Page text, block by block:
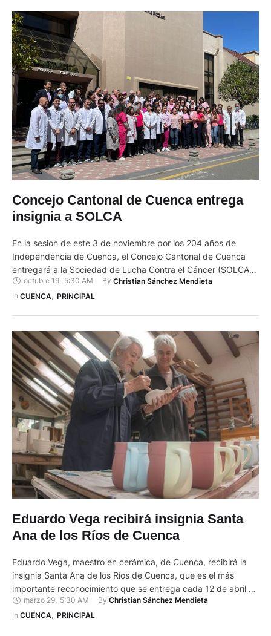
Concejo Cantonal de Cuenca entrega
insignia a SOLCA
En la sesión de este 3 de noviembre por los 204 años de
Independencia de Cuenca, el Concejo Cantonal de Cuenca
entregará a la Sociedad de Lucha Contra el Cáncer (SOLCA)
la insignia Municipalidad de Cuenca. Para Raúl Alvarado,
médico y director de SOLCA en Cuenca, este reconocimiento
octubre 19, 5:30 AM By Christian Sánchez Mendieta
In CUENCA PRINCIPAL
Eduardo Vega recibirá insignia Santa
Ana de los Ríos de Cuenca
Eduardo Vega, maestro en cerámica, de Cuenca, recibirá la
insignia Santa Ana de los Ríos de Cuenca, que es el más
importante reconocimiento que se entrega cada 12 de abril en
la sesión solemne por la Fundación de Cuenca. Esta
condecoración se da a quien haya prestado servicios
marzo 29 5:30 AM By Christian Sánchez Mendieta
In CUENCA, PRINCIPAL